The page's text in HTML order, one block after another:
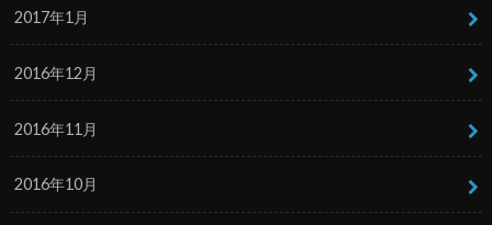
2017年1月
2016年12月
2016年11月
2016年10月